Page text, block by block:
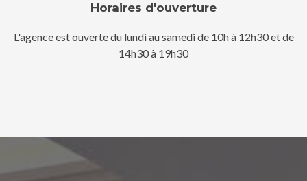
Horaires d'ouverture
L'agence est ouverte du lundi au samedi de 10h à 12h30 et de
14h30 à 19h30